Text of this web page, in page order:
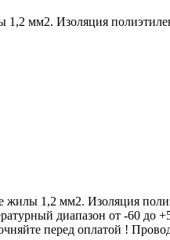
мм2. Изоляция
жилы 1,2 мм2. Изоляция
диапазон от -60 до
перед оплатой !